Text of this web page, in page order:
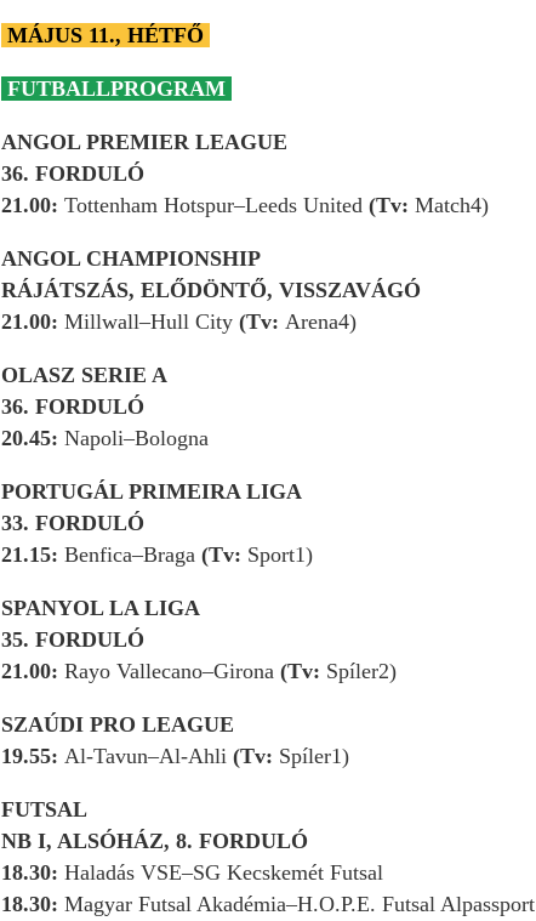
MÁJUS 11., HÉTFŐ
FUTBALLPROGRAM
ANGOL PREMIER LEAGUE
36. FORDULÓ
21.00: Tottenham Hotspur–Leeds United (Tv: Match4)
ANGOL CHAMPIONSHIP
RÁJÁTSZÁS, ELŐDÖNTŐ, VISSZAVÁGÓ
21.00: Millwall–Hull City (Tv: Arena4)
OLASZ SERIE A
36. FORDULÓ
20.45: Napoli–Bologna
PORTUGÁL PRIMEIRA LIGA
33. FORDULÓ
21.15: Benfica–Braga (Tv: Sport1)
SPANYOL LA LIGA
35. FORDULÓ
21.00: Rayo Vallecano–Girona (Tv: Spíler2)
SZAÚDI PRO LEAGUE
19.55: Al-Tavun–Al-Ahli (Tv: Spíler1)
FUTSAL
NB I, ALSÓHÁZ, 8. FORDULÓ
18.30: Haladás VSE–SG Kecskemét Futsal
18.30: Magyar Futsal Akadémia–H.O.P.E. Futsal Alpassport